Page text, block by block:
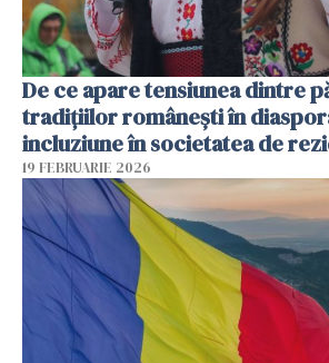
De ce apare tensiunea dintre
tradițiilor românești în
incluziune în societatea de
19 FEBRUARIE 2026